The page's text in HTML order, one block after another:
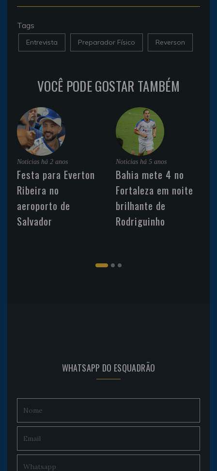
Tags
Entrevista Preparador Físico Reverson
VOCÊ PODE GOSTAR TAMBÉM
Noticias há 2 anos
Festa para Everton
Ribeira no
aeroporto de
Salvador
Noticias há 5 anos
Bahia mete 4 no
Fortaleza em noite
brilhante de
Rodriguinho
WHATSAPP DO ESQUADRÃO